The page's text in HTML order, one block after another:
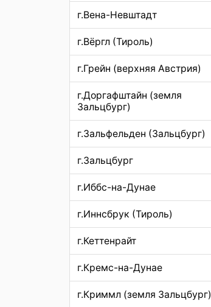
г.Вена-Невштадт
г.Вёргл (Тироль)
г.Грейн (верхняя Австрия)
г.Доргафштайн (земля
Зальцбург)
г.Зальфельден (Зальцбург)
г.Зальцбург
г.Иббс-на-Дунае
г.Иннсбрук (Тироль)
г.Кеттенрайт
г.Кремс-на-Дунае
г.Криммл (земля Зальцбург)